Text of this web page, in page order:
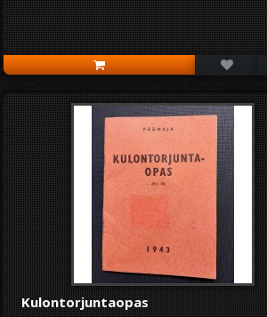
Kulontorjuntaopas